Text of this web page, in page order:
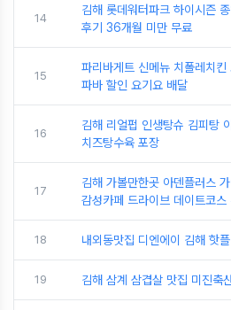
14
김해 롯데워터파크 하이시즌
후기 36개월 미만 무료
15
파리바게트 신메뉴 치폴레치킨
파바 할인 요기요 배달
16
김해 리얼펍 인생탕슈 김피탕
치즈탕수육 포장
17
김해 가볼만한곳 아덴플러스
감성카페 드라이브 데이트코스
18 내외동맛집 디엔에이 김해 핫
19 김해 삼계 삼겹살 맛집 미진축